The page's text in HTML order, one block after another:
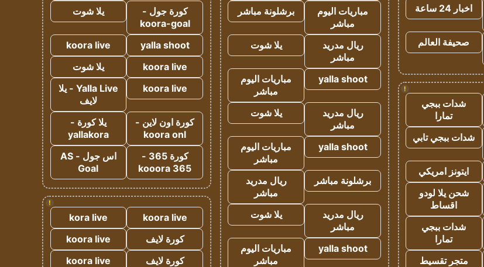
اخبار 24 ساعة
صحيفة العالم
!
شدات ببجي
تمارا
شدات ببجي تابي
ايتونز امريكي
شحن يلا لودو
اقساط
شدات ببجي
تمارا
متجر تقسيط
مباريات اليوم
مباشر
برشلونة مباشر
ريال مدريد
مباشر
يلا شوت
yalla shoot
مباريات اليوم
مباشر
ريال مدريد
مباشر
يلا شوت
yalla shoot
مباريات اليوم
مباشر
برشلونة مباشر
ريال مدريد
مباشر
ريال مدريد
مباشر
يلا شوت
yalla shoot
مباريات اليوم
مباشر
كورة جول -
koora-goal
يلا شوت
yalla shoot
koora live
koora live
يلا شوت
koora live
Yalla Live - يلا
لايف
كورة اون لاين -
koora onl
يلا كورة -
yallakora
كورة 365 -
kooora 365
اس جول - AS
Goal
!
koora live
kora live
كورة لايف
koora live
كورة لايف
koora live